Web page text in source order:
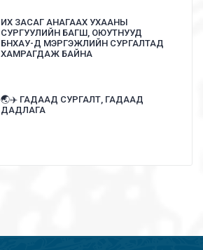
ИХ ЗАСАГ АНАГААХ УХААНЫ
СУРГУУЛИЙН БАГШ, ОЮУТНУУД
БНХАУ-Д МЭРГЭЖЛИЙН СУРГАЛТАД
ХАМРАГДАЖ БАЙНА
🌏✈️ ГАДААД СУРГАЛТ, ГАДААД
ДАДЛАГА